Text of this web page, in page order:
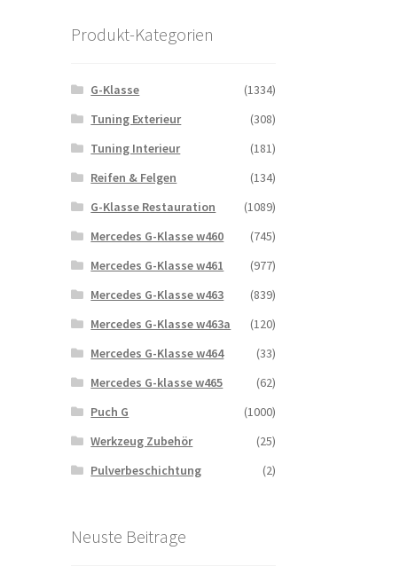
Produkt-Kategorien
G-Klasse
(1334)
Tuning Exterieur
(308)
Tuning Interieur
(181)
Reifen & Felgen
(134)
G-Klasse Restauration
(1089)
Mercedes G-Klasse w460
(745)
Mercedes G-Klasse w461
(977)
Mercedes G-Klasse w463
(839)
Mercedes G-Klasse w463a
(120)
Mercedes G-Klasse w464
(33)
Mercedes G-klasse w465
(62)
Puch G
(1000)
Werkzeug Zubehör
(25)
Pulverbeschichtung
(2)
Neuste Beitrage